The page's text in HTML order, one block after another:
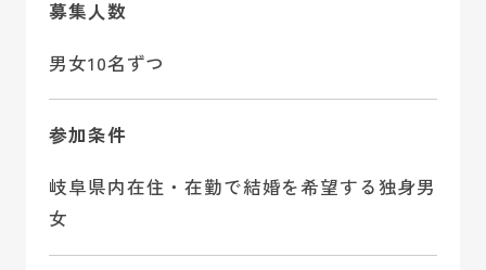
募集人数
男女10名ずつ
参加条件
岐阜県内在住・在勤で結婚を希望する独身男
女